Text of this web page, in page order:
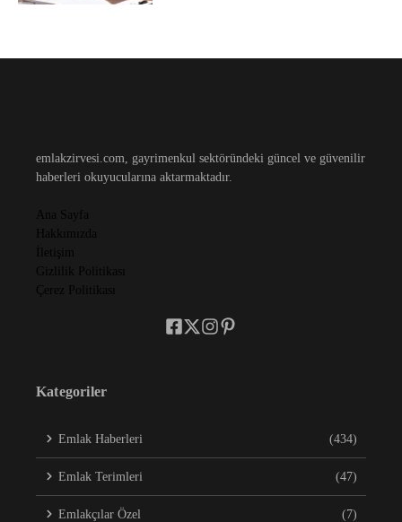
emlakzirvesi.com, gayrimenkul sektöründeki güncel ve güvenilir
haberleri okuyucularına aktarmaktadır.
Ana Sayfa
Hakkımızda
İletişim
Gizlilik Politikası
Çerez Politikası
Kategoriler
Emlak Haberleri (434)
Emlak Terimleri (47)
Emlakçılar Özel (7)